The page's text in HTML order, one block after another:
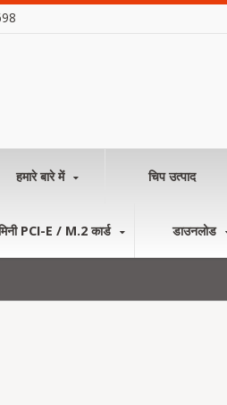
हमारे बारे में चिप उत्पाद
PCI-E / M.2 कार्ड डाउनलोड